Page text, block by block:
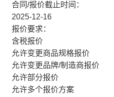
合同/报价截止时间：
2025-12-16
报价要求：
含税报价
允许变更商品规格报价
允许变更品牌/制造商报价
允许部分报价
允许多个报价方案